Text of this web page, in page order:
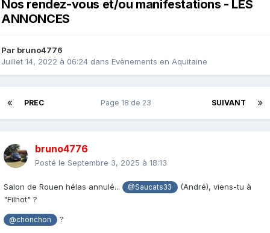
Nos rendez-vous et/ou manifestations - LES
ANNONCES
Par bruno4776
Juillet 14, 2022 à 06:24 dans Evènements en Aquitaine
PREC SUIVANT
Page 18 de 23
bruno4776
Posté le Septembre 3, 2025 à 18:13
Salon de Rouen hélas annulé... @Saucats33
(André), viens-tu à
"Filhot" ?
@chonchon ?